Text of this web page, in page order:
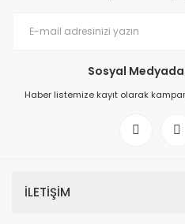
Sosyal
Haber listemize kayıt olarak
İLETİŞİM